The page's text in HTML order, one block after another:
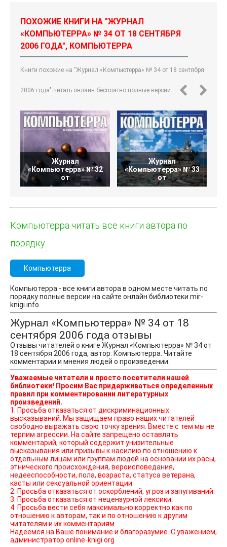
ПОХОЖИЕ КНИГИ НА "ЖУРНАЛ
«КОМПЬЮТЕРРА» № 34 ОТ 18 СЕНТЯБРЯ
2006 ГОДА", КОМПЬЮТЕРРА
Книги похожие на "Журнал «Компьютерра» № 34 от 18 сентября
2006 года" читать онлайн бесплатно полные версии.
Журнал
«Компьютерра» № 32
от
Журнал
«Компьютерра» № 33
от
Компьютерра читать все книги автора по
порядку
Компьютерра
Компьютерра - все книги автора в одном месте читать по
порядку полные версии на сайте онлайн библиотеки mir-
knigi.info.
Журнал «Компьютерра» № 34 от 18
сентября 2006 года отзывы
Отзывы читателей о книге Журнал «Компьютерра» № 34 от
18 сентября 2006 года, автор: Компьютерра. Читайте
комментарии и мнения людей о произведении.
Уважаемые читатели и просто посетители нашей
библиотеки! Просим Вас придерживаться определенных
правил при комментировании литературных
произведений.
1. Просьба отказаться от дискриминационных
высказываний. Мы защищаем право наших читателей
свободно выражать свою точку зрения. Вместе с тем мы не
терпим агрессии. На сайте запрещено оставлять
комментарий, который содержит унизительные
высказывания или призывы к насилию по отношению к
отдельным лицам или группам людей на основании их расы,
этнического происхождения, вероисповедания,
недееспособности, пола, возраста, статуса ветерана,
касты или сексуальной ориентации.
2. Просьба отказаться от оскорблений, угроз и запугиваний.
3. Просьба отказаться от нецензурной лексики.
4. Просьба вести себя максимально корректно как по
отношению к авторам, так и по отношению к другим
читателям и их комментариям.
Надеемся на Ваше понимание и благоразумие. С уважением,
администратор online-knigi.org